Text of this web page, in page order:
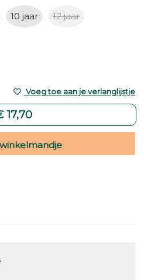
10 jaar 12 jaar
17,70
Voeg toe aan je verlanglijstje